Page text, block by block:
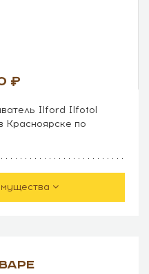
Ilford Ilfotol
Красноярске по